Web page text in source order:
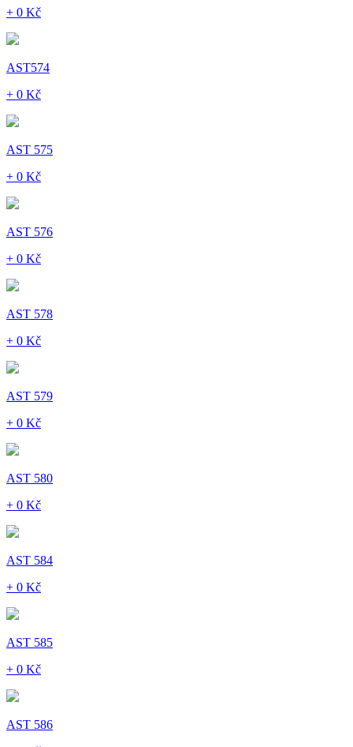
+ 0 Kč
AST574
+ 0 Kč
AST 575
+ 0 Kč
AST 576
+ 0 Kč
AST 578
+ 0 Kč
AST 579
+ 0 Kč
AST 580
+ 0 Kč
AST 584
+ 0 Kč
AST 585
+ 0 Kč
AST 586